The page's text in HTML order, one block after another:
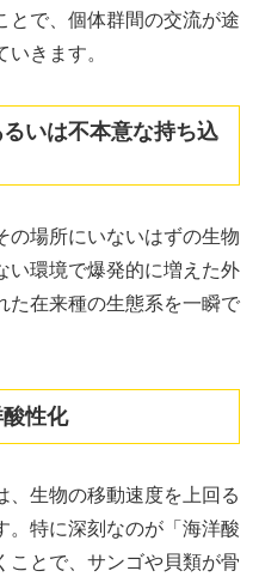
とで、個体群間の交流が途
きます。
いは不本意な持ち込
の場所にいないはずの生物
い環境で爆発的に増えた外
た在来種の生態系を一瞬で
性化
、生物の移動速度を上回る
。特に深刻なのが「海洋酸
ことで、サンゴや貝類が骨